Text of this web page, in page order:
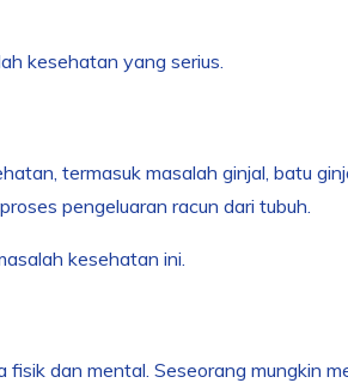
kesehatan yang serius.
termasuk masalah ginjal, batu
pengeluaran racun dari tubuh.
kesehatan ini.
dan mental. Seseorang mungkin